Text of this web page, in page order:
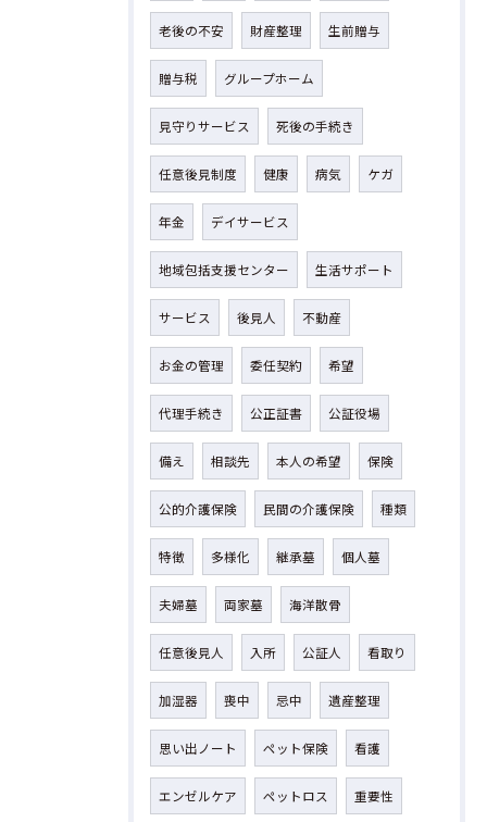
老後の不安 財産整理 生前贈与
贈与税 グループホーム
見守りサービス 死後の手続き
任意後見制度 健康 病気 ケガ
年金 デイサービス
地域包括支援センター 生活サポート
サービス 後見人 不動産
お金の管理 委任契約 希望
代理手続き 公正証書 公証役場
備え 相談先 本人の希望 保険
公的介護保険 民間の介護保険 種類
特徴 多様化 継承墓 個人墓
夫婦墓 両家墓 海洋散骨
任意後見人 入所 公証人 看取り
加湿器 喪中 忌中 遺産整理
思い出ノート ペット保険 看護
エンゼルケア ペットロス 重要性